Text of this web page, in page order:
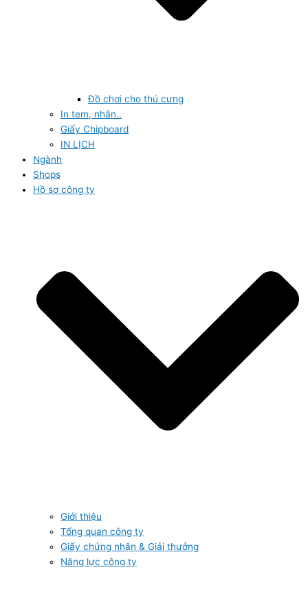
Đồ chơi cho thú cưng
In tem, nhãn..
Giấy Chipboard
IN LỊCH
Ngành
Shops
Hồ sơ công ty
Giới thiệu
Tổng quan công ty
Giấy chứng nhận & Giải thưởng
Năng lực công ty